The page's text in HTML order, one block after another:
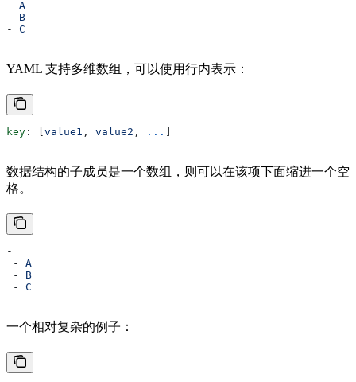
- A
- B
- C
YAML 支持多维数组，可以使用行内表示：
key : [value1 , value2 , ... ]
数据结构的子成员是一个数组，则可以在该项下面缩进一个空
格。
-
- A
- B
- C
一个相对复杂的例子：